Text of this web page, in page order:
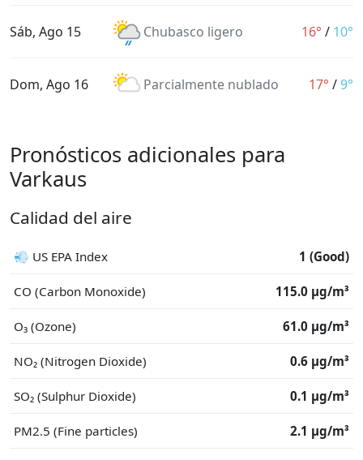
Sáb, Ago 15 Chubasco ligero 16° / 10°
Dom, Ago 16 Parcialmente nublado 17° /9°
Pronósticos adicionales para
Varkaus
Calidad del aire
💨 US EPA Index 1 (Good)
CO (Carbon Monoxide) 115.0 μg/m³
O₃ (Ozone) 61.0 μg/m³
NO₂ (Nitrogen Dioxide) 0.6 μg/m³
SO₂ (Sulphur Dioxide) 0.1 μg/m³
PM2.5 (Fine particles) 2.1 μg/m³